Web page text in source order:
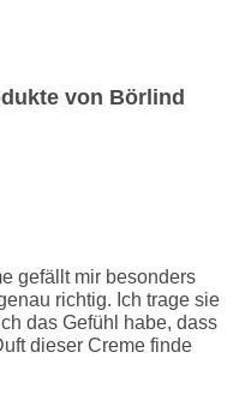
von Börlind
gefällt mir besonders
richtig. Ich trage sie
das Gefühl habe, dass
dieser Creme finde